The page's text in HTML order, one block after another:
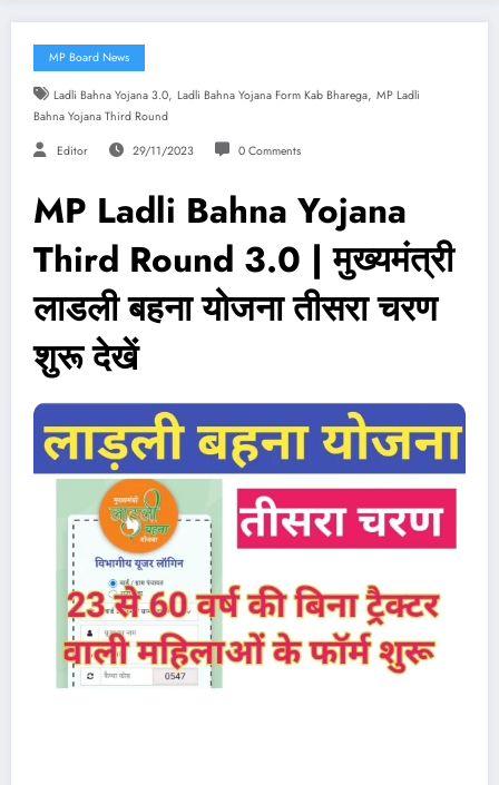
MP Board News
Ladli Bahna Yojana 3.0, Ladli Bahna Yojana Form Kab Bharega, MP Ladli
Bahna Yojana Third Round
Editor 29/11/2023 0 Comments
MP Ladli Bahna Yojana
Third Round 3.0 | मुख्यमंत्री
लाडली बहना योजना तीसरा चरण
शुरू देखें